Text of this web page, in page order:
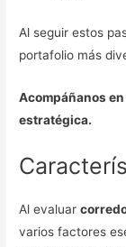
Al seguir estos
portafolio más
Acompáñanos
estratégica.
Al evaluar
varios factores